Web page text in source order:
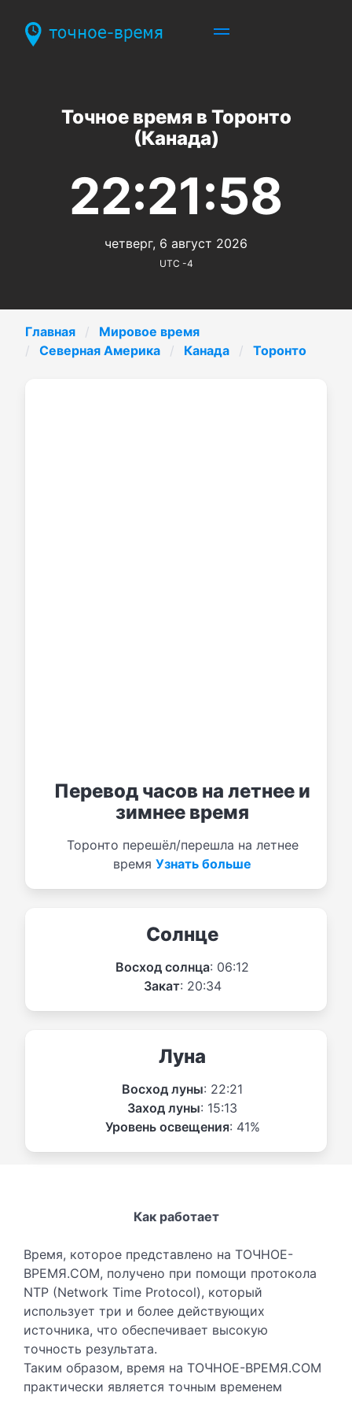
Точное время в Торонто
(Канада)
22:21:58
четверг, 6 август 2026
UTC -4
Главная
Мировое время
Северная Америка
Канада Торонто
Перевод часов на летнее и
зимнее время
Торонто перешёл/перешла на летнее
время Узнать больше
Солнце
Восход солнца: 06:12
Закат: 20:34
Луна
Восход луны: 22:21
Заход луны: 15:13
Уровень освещения: 41%
Как работает
Время, которое представлено на ТОЧНОЕ-
ВРЕМЯ.COM, получено при помощи протокола
NTP (Network Time Protocol), который
использует три и более действующих
источника, что обеспечивает высокую
точность результата.
Таким образом, время на ТОЧНОЕ-ВРЕМЯ.COM
практически является точным временем